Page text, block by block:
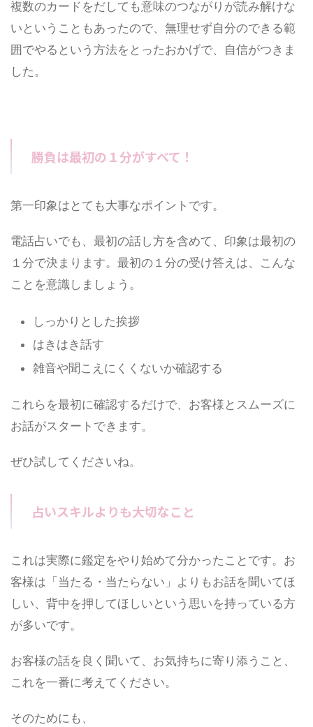
複数のカードをだしても意味のつながりが読み解けな
いということもあったので、無理せず自分のできる範
囲でやるという方法をとったおかげで、自信がつきま
した。
勝負は最初の１分がすべて！
第一印象はとても大事なポイントです。
電話占いでも、最初の話し方を含めて、印象は最初の
１分で決まります。最初の１分の受け答えは、こんな
ことを意識しましょう。
しっかりとした挨拶
はきはき話す
雑音や聞こえにくくないか確認する
これらを最初に確認するだけで、お客様とスムーズに
お話がスタートできます。
ぜひ試してくださいね。
占いスキルよりも大切なこと
これは実際に鑑定をやり始めて分かったことです。お
客様は「当たる・当たらない」よりもお話を聞いてほ
しい、背中を押してほしいという思いを持っている方
が多いです。
お客様の話を良く聞いて、お気持ちに寄り添うこと、
これを一番に考えてください。
そのためにも、